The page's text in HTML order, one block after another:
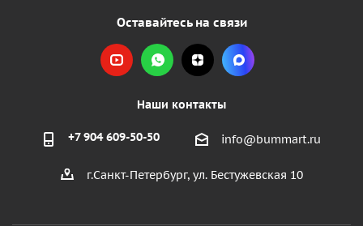
Оставайтесь на связи
Наши контакты
+7 904 609-50-50 info@bummart.ru
г.Санкт-Петербург, ул. Бестужевская 10